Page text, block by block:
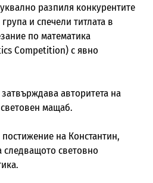
разпиля конкурентите
и спечели титлата в
по математика
Competition) с явно
затвърждава авторитета на
мащаб.
на Константин,
следващото световно